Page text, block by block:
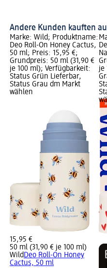
Andere Kunden kauften
Marke: Wild; Produktname:
Deo Roll-On Honey Cactus,
50 ml; Preis: 15,95 €;
Grundpreis: 50 ml (31,90 €
je 100 ml); Verfügbarkeit:
Status Grün Lieferbar,
Status Grau dm Markt
wählen
15,95 €
50 ml (31,90 € je 100 ml)
WildDeo Roll-On Honey
Cactus, 50 ml
je